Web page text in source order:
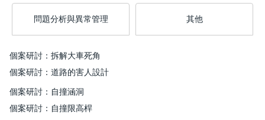
問題分析與異常管理 其他
個案研討：拆解大車死角
個案研討：道路的害人設計
個案研討：自撞涵洞
個案研討：自撞限高桿